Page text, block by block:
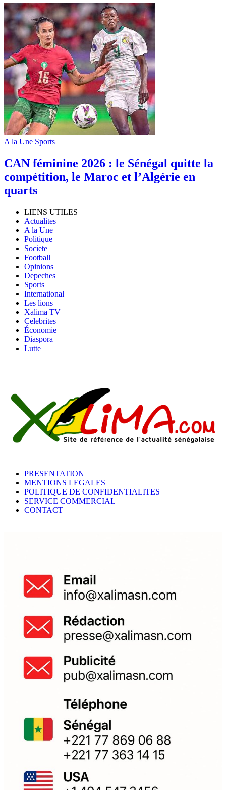
A la Une Sports
‎CAN féminine 2026 : le Sénégal quitte la
compétition, le Maroc et l’Algérie en
quarts
LIENS UTILES
Actualites
A la Une
Politique
Societe
Football
Opinions
Depeches
Sports
International
Les lions
Xalima TV
Celebrites
Économie
Diaspora
Lutte
PRESENTATION
MENTIONS LEGALES
POLITIQUE DE CONFIDENTIALITES
SERVICE COMMERCIAL
CONTACT